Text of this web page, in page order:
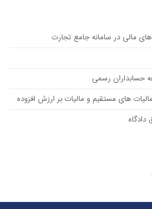
مالی در سامانه جامع تجارت
حسابداران رسمی
های مستقیم و مالیات بر ارزش افزوده
دادگاه